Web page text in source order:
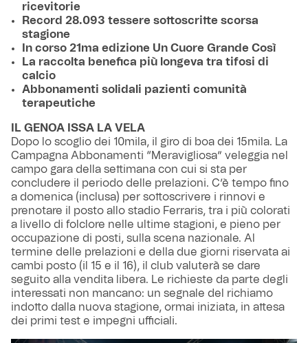
ricevitorie
Record 28.093 tessere sottoscritte scorsa
stagione
In corso 21ma edizione Un Cuore Grande Così
La raccolta benefica più longeva tra tifosi di
calcio
Abbonamenti solidali pazienti comunità
terapeutiche
IL GENOA ISSA LA VELA
Dopo lo scoglio dei 10mila, il giro di boa dei 15mila. La
Campagna Abbonamenti “Meravigliosa” veleggia nel
campo gara della settimana con cui si sta per
concludere il periodo delle prelazioni. C’è tempo fino
a domenica (inclusa) per sottoscrivere i rinnovi e
prenotare il posto allo stadio Ferraris, tra i più colorati
a livello di folclore nelle ultime stagioni, e pieno per
occupazione di posti, sulla scena nazionale. Al
termine delle prelazioni e della due giorni riservata ai
cambi posto (il 15 e il 16), il club valuterà se dare
seguito alla vendita libera. Le richieste da parte degli
interessati non mancano: un segnale del richiamo
indotto dalla nuova stagione, ormai iniziata, in attesa
dei primi test e impegni ufficiali.